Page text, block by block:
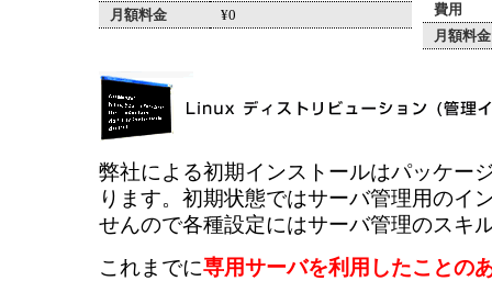
月額料金
¥0
費用
月額料金
弊社による初期インストールはパッケー
ります。初期状態ではサーバ管理用のイ
せんので各種設定にはサーバ管理のスキ
これまでに専用サーバを利用したことの